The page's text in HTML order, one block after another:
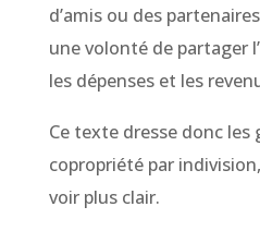
d’amis ou des
une volonté de partager
les dépenses et les
Ce texte dresse donc les
copropriété par
voir plus clair.